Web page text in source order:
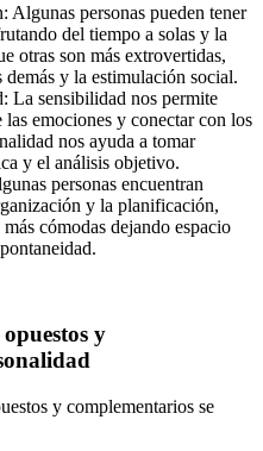
personas pueden tener
del tiempo a solas y la
otras son más extrovertidas,
y la estimulación social.
La sensibilidad nos permite
emociones y conectar con los
nos ayuda a tomar
y el análisis objetivo.
personas encuentran
y la planificación,
cómodas dejando espacio
y
y complementarios se